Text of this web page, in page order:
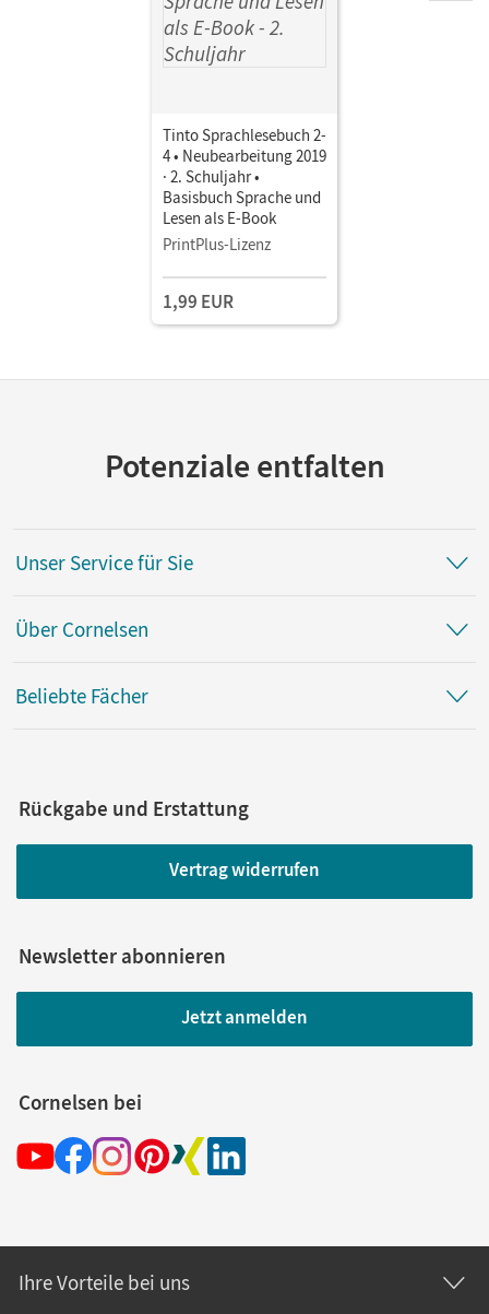
Tinto Sprachlesebuch 2-
4 • Neubearbeitung 2019
· 2. Schuljahr •
Basisbuch Sprache und
Lesen als E-Book
PrintPlus-Lizenz
1,99 EUR
Potenziale entfalten
Unser Service für Sie
Über Cornelsen
Beliebte Fächer
Rückgabe und Erstattung
Vertrag widerrufen
Newsletter abonnieren
Jetzt anmelden
Cornelsen bei
Ihre Vorteile bei uns